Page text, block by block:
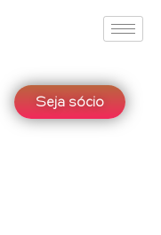
Seja sócio